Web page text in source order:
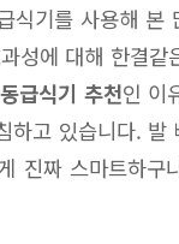
식기를 사용해 본
성에 대해 한결같
급식기 추천인 이
하고 있습니다. 발
진짜 스마트하구